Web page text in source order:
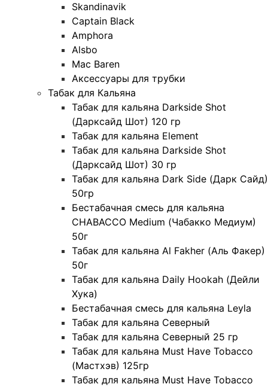
Skandinavik
Captain Black
Amphora
Alsbo
Mac Baren
Аксессуары для трубки
Табак для Кальяна
Табак для кальяна Darkside Shot
(Дарксайд Шот) 120 гр
Табак для кальяна Element
Табак для кальяна Darkside Shot
(Дарксайд Шот) 30 гр
Табак для кальяна Dark Side (Дарк Сайд)
50гр
Бестабачная смесь для кальяна
CHABACCO Medium (Чабакко Медиум)
50г
Табак для кальяна Al Fakher (Аль Факер)
50г
Табак для кальяна Daily Hookah (Дейли
Хука)
Бестабачная смесь для кальяна Leyla
Табак для кальяна Северный
Табак для кальяна Северный 25 гр
Табак для кальяна Must Have Tobacco
(Мастхэв) 125гр
Табак для кальяна Must Have Tobacco